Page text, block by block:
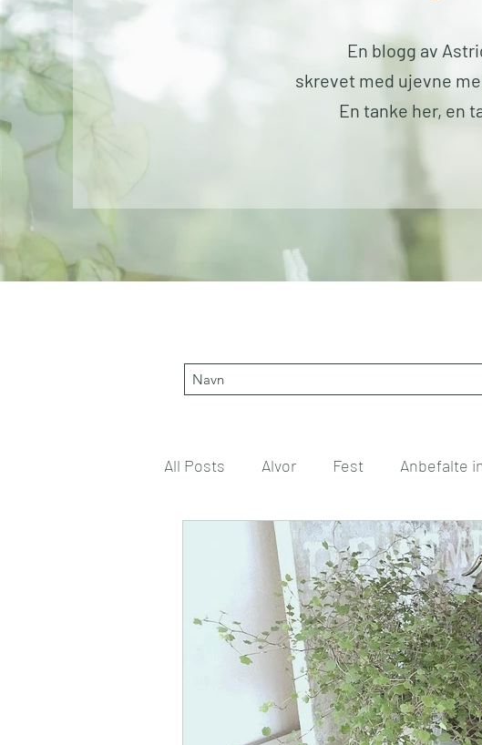
En blogg av
skrevet med ujevne
En tanke her, en
All Posts Alvor Fest Anbefalte
Gode tanker Engasjement
Gode venner Husmor på vift
Jul Mål og